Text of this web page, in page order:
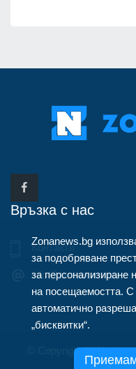
Връзка с нас
Контакти
info@zonanews.bg
© Copyright 2020,
Zonanews.bg
за подобряване
за персонализиране
на посещаемостта. С
автоматично
„бисквитки“.